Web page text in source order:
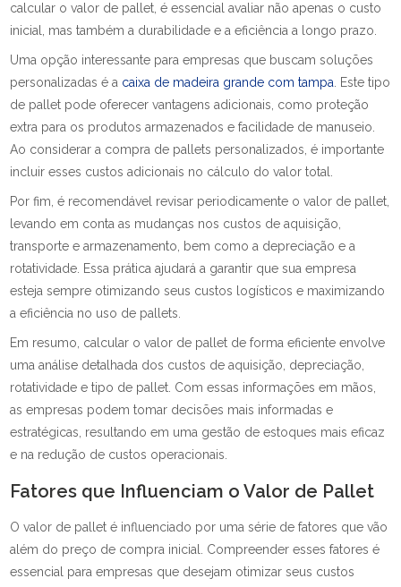
calcular o valor de pallet, é essencial avaliar não apenas o custo
inicial, mas também a durabilidade e a eficiência a longo prazo.
Uma opção interessante para empresas que buscam soluções
personalizadas é a caixa de madeira grande com tampa . Este tipo
de pallet pode oferecer vantagens adicionais, como proteção
extra para os produtos armazenados e facilidade de manuseio.
Ao considerar a compra de pallets personalizados, é importante
incluir esses custos adicionais no cálculo do valor total.
Por fim, é recomendável revisar periodicamente o valor de pallet,
levando em conta as mudanças nos custos de aquisição,
transporte e armazenamento, bem como a depreciação e a
rotatividade. Essa prática ajudará a garantir que sua empresa
esteja sempre otimizando seus custos logísticos e maximizando
a eficiência no uso de pallets.
Em resumo, calcular o valor de pallet de forma eficiente envolve
uma análise detalhada dos custos de aquisição, depreciação,
rotatividade e tipo de pallet. Com essas informações em mãos,
as empresas podem tomar decisões mais informadas e
estratégicas, resultando em uma gestão de estoques mais eficaz
e na redução de custos operacionais.
Fatores que Influenciam o Valor de Pallet
O valor de pallet é influenciado por uma série de fatores que vão
além do preço de compra inicial. Compreender esses fatores é
essencial para empresas que desejam otimizar seus custos